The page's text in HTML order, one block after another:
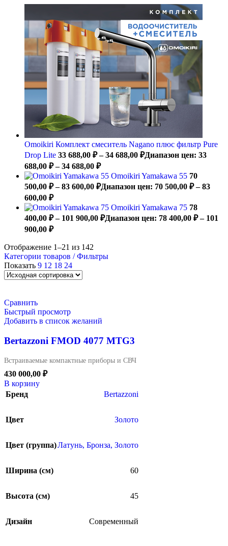
Omoikiri Комплект смеситель Nagano плюс фильтр Pure
Drop Lite 33 688,00 ₽ – 34 688,00 ₽Диапазон цен: 33
688,00 ₽ – 34 688,00 ₽
Omoikiri Yamakawa 55 70
500,00 ₽ – 83 600,00 ₽Диапазон цен: 70 500,00 ₽ – 83
600,00 ₽
Omoikiri Yamakawa 75 78
400,00 ₽ – 101 900,00 ₽Диапазон цен: 78 400,00 ₽ – 101
900,00 ₽
Отображение 1–21 из 142
Категории товаров / Фильтры
Показать 9 12 18 24
Сравнить
Быстрый просмотр
Добавить в список желаний
Bertazzoni FMOD 4077 MTG3
Встраиваемые компактные приборы и СВЧ
430 000,00 ₽
В корзину
Бренд
Bertazzoni
Цвет Золото
Цвет (группа)Латунь, Бронза, Золото
Ширина (см) 60
Высота (см) 45
Дизайн Современный